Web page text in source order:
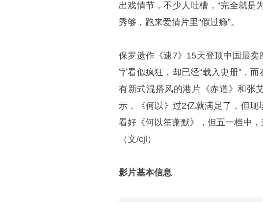
出戏情节，不少人吐槽，“完全就是
秀够，跑来爱情片里“假过瘾”。
保罗遗作《速7》15天登顶中国最
字看似疯狂，却已经“载入史册”，
有新式混搭风的港片《赤道》和张
示，《何以》过2亿就满足了，但
看好《何以笙萧默》，但五一档中
（文/cjl）
影片基本信息